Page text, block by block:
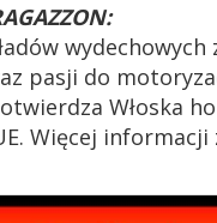
pasji do
Włoska
Więcej